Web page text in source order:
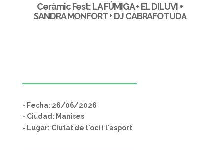
Ceràmic Fest: LA FÚMIGA + EL DILUVI +
SANDRA MONFORT + DJ CABRAFOTUDA
- Fecha: 26/06/2026
- Ciudad: Manises
- Lugar: Ciutat de l'oci i l'esport